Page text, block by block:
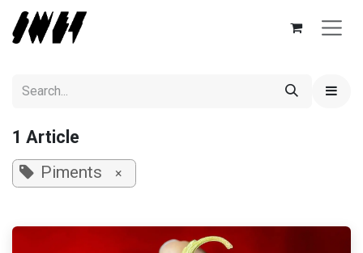
Skip to Content
1 Article
Piments ×